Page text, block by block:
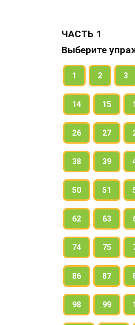
ЧАСТЬ 1
Выберите
1 2 3
14 15
26 27
38 39
50 51
62 63
74 75
86 87
98 99